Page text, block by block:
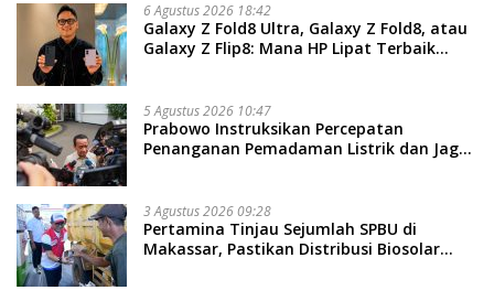
6 Agustus 2026 18:42
Galaxy Z Fold8 Ultra, Galaxy Z Fold8, atau
Galaxy Z Flip8: Mana HP Lipat Terbaik
5 Agustus 2026 10:47
Prabowo Instruksikan Percepatan
Penanganan Pemadaman Listrik dan Jaga
3 Agustus 2026 09:28
Pertamina Tinjau Sejumlah SPBU di
Makassar, Pastikan Distribusi Biosolar